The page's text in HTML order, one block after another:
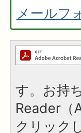
メールフ
す。お持
Reader（
クリック